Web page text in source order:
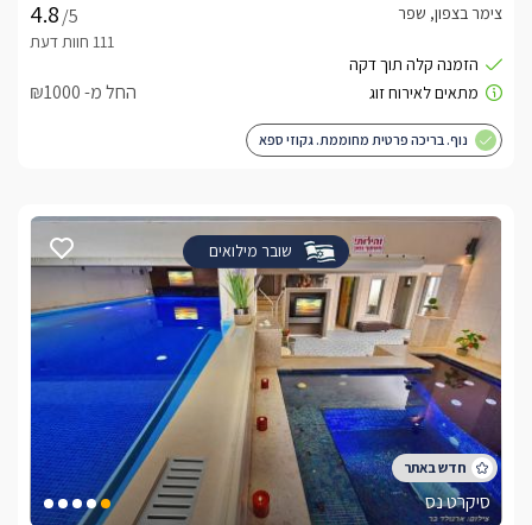
/5
צימר בצפון, שפר
החל מ- ₪1000
נוף. בריכה פרטית מחוממת. גקוזי ספא
שובר מילואים
סיקרט נס